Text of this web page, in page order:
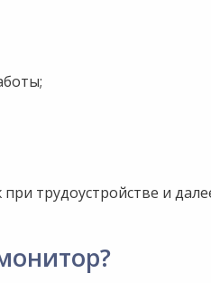
трудоустройстве и